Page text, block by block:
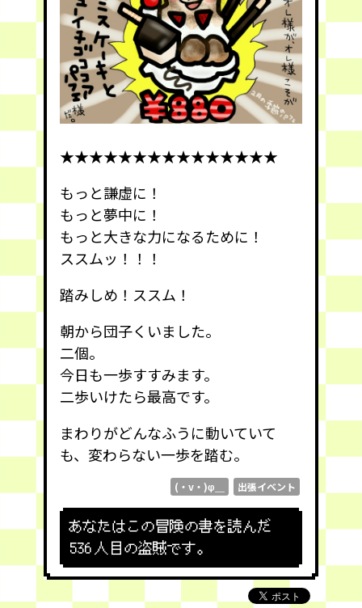
★★★★★★★★★★★★★★★
もっと謙虚に！
もっと夢中に！
もっと大きな力になるために！
ススムッ！！！
踏みしめ！ススム！
朝から団子くいました。
二個。
今日も一歩すすみます。
二歩いけたら最高です。
まわりがどんなふうに動いていて
も、変わらない一歩を踏む。
(・v・)φ＿ 出張イベント
あなたはこの冒険の書を読んだ
536 人目の盗賊です。